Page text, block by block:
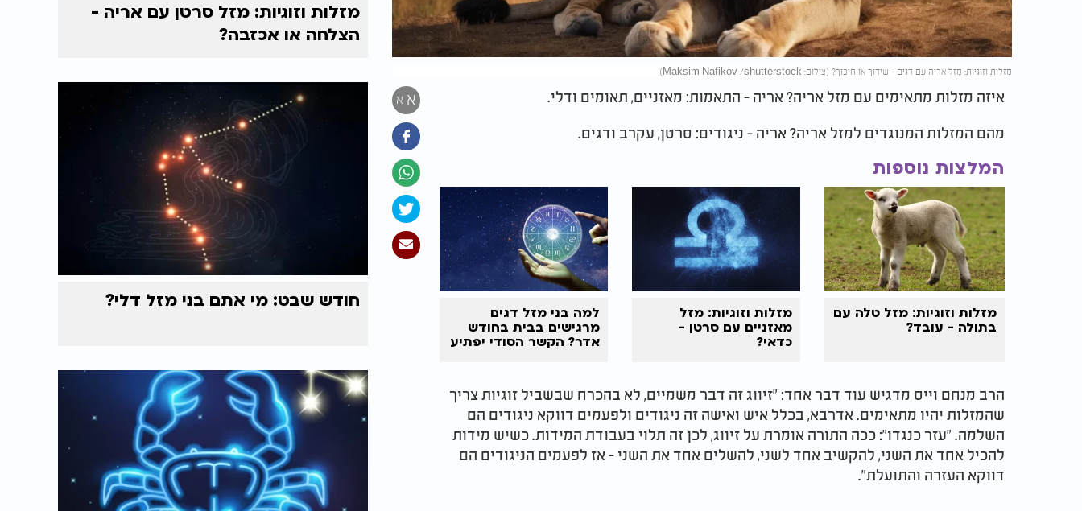
מזלות וזוגיות: מזל אריה עם דגים - שידוך או חיכוך? (צילום: Maksim Nafikov /shutterstock)
א א
איזה מזלות מתאימים עם מזל אריה? אריה - התאמות: מאזניים, תאומים ודלי.
מהם המזלות המנוגדים למזל אריה? אריה - ניגודים: סרטן, עקרב ודגים.
המלצות נוספות
מזלות וזוגיות: מזל טלה עם
בתולה - עובד?
מזלות וזוגיות: מזל
מאזניים עם סרטן -
כדאי?
למה בני מזל דגים
מרגישים בבית בחודש
אדר? הקשר הסודי יפתיע
הרב מנחם וייס מדגיש עוד דבר אחד: "זיווג זה דבר משמיים, לא בהכרח שבשביל זוגיות צריך
שהמזלות יהיו מתאימים. אדרבא, בכלל איש ואישה זה ניגודים ולפעמים דווקא ניגודים הם
השלמה. "עזר כנגדו": ככה התורה אומרת על זיווג, לכן זה תלוי בעבודת המידות. כשיש מידות
להכיל אחד את השני, להקשיב אחד לשני, להשלים אחד את השני - אז לפעמים הניגודים הם
דווקא העזרה והתועלת".
מזלות וזוגיות: מזל סרטן עם אריה -
הצלחה או אכזבה?
חודש שבט: מי אתם בני מזל דלי?